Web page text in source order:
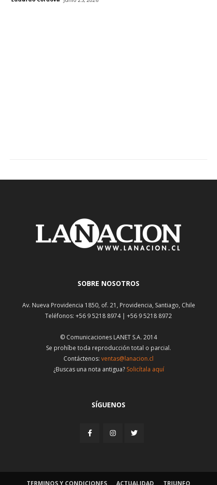
SOBRE NOSOTROS
Av. Nueva Providencia 1850, of. 21, Providencia, Santiago, Chile
Teléfonos: +56 9 5218 8974 | +56 9 5218 8972
© Comunicaciones LANET S.A. 2014
Se prohíbe toda reproducción total o parcial.
Contáctenos: ventas@lanacion.cl
¿Buscas una nota antigua? Solicítala aquí
SÍGUENOS
TERMINOS Y CONDICIONES ACTUALIDAD TRIUNFO